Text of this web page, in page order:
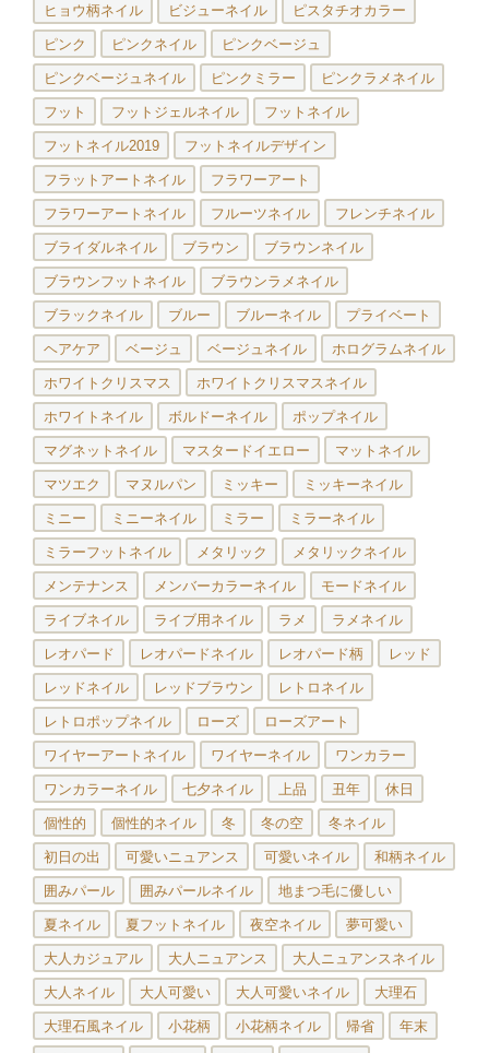
ヒョウ柄ネイル ビジューネイル ピスタチオカラー
ピンク ピンクネイル ピンクベージュ
ピンクベージュネイル ピンクミラー ピンクラメネイル
フット フットジェルネイル フットネイル
フットネイル2019 フットネイルデザイン
フラットアートネイル フラワーアート
フラワーアートネイル フルーツネイル フレンチネイル
ブライダルネイル ブラウン ブラウンネイル
ブラウンフットネイル ブラウンラメネイル
ブラックネイル ブルー ブルーネイル プライベート
ヘアケア ベージュ ベージュネイル ホログラムネイル
ホワイトクリスマス ホワイトクリスマスネイル
ホワイトネイル ボルドーネイル ポップネイル
マグネットネイル マスタードイエロー マットネイル
マツエク マヌルパン ミッキー ミッキーネイル
ミニー ミニーネイル ミラー ミラーネイル
ミラーフットネイル メタリック メタリックネイル
メンテナンス メンバーカラーネイル モードネイル
ライブネイル ライブ用ネイル ラメ ラメネイル
レオパード レオパードネイル レオパード柄 レッド
レッドネイル レッドブラウン レトロネイル
レトロポップネイル ローズ ローズアート
ワイヤーアートネイル ワイヤーネイル ワンカラー
ワンカラーネイル 七夕ネイル 上品 丑年 休日
個性的 個性的ネイル 冬 冬の空 冬ネイル
初日の出 可愛いニュアンス 可愛いネイル 和柄ネイル
囲みパール 囲みパールネイル 地まつ毛に優しい
夏ネイル 夏フットネイル 夜空ネイル 夢可愛い
大人カジュアル 大人ニュアンス 大人ニュアンスネイル
大人ネイル 大人可愛い 大人可愛いネイル 大理石
大理石風ネイル 小花柄 小花柄ネイル 帰省 年末